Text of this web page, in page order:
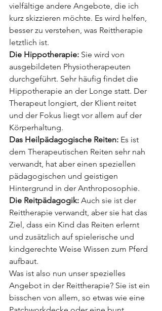
vielfältige andere Angebote, die ich
kurz skizzieren möchte. Es wird helfen,
besser zu verstehen, was Reittherapie
letztlich ist.
Die Hippotherapie: Sie wird von
ausgebildeten Physiotherapeuten
durchgeführt. Sehr häufig findet die
Hippotherapie an der Longe statt. Der
Therapeut longiert, der Klient reitet
und der Fokus liegt vor allem auf der
Körperhaltung.
Das Heilpädagogische Reiten: Es ist
dem Therapeutischen Reiten sehr nah
verwandt, hat aber einen speziellen
pädagogischen und geistigen
Hintergrund in der Anthroposophie.
Die Reitpädagogik: Auch sie ist der
Reittherapie verwandt, aber sie hat das
Ziel, dass ein Kind das Reiten erlernt
und zusätzlich auf spielerische und
kindgerechte Weise Wissen zum Pferd
aufbaut.
Was ist also nun unser spezielles
Angebot in der Reittherapie? Sie ist ein
bisschen von allem, so etwas wie eine